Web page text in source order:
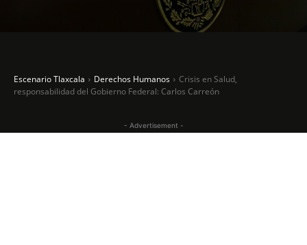
Escenario Tlaxcala Derechos Humanos
Crisis en Salud,
responsabilidad del Gobierno Federal: Carlos Carreón
- Advertisement -